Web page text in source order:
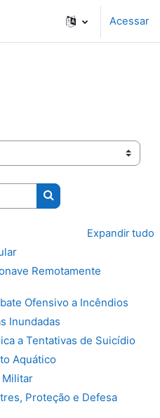
Acessar
Buscar cursos
Expandir tudo
Remotamente
Ofensivo a Incêndios
Inundadas
a Tentativas de Suicídio
Aquático
Militar
Proteção e Defesa